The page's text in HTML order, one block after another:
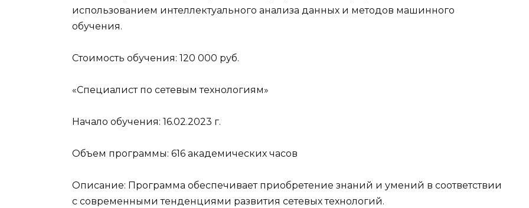
использованием интеллектуального анализа данных и методов машинного
обучения.
Стоимость обучения: 120 000 руб.
«Специалист по сетевым технологиям»
Начало обучения: 16.02.2023 г.
Объем программы: 616 академических часов
Описание: Программа обеспечивает приобретение знаний и умений в соответствии
с современными тенденциями развития сетевых технологий.